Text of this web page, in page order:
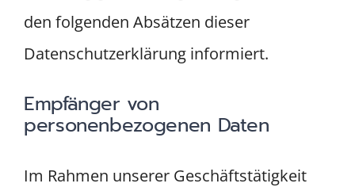
den folgenden Absätzen dieser
Datenschutzerklärung informiert.
Empfänger von
personenbezogenen Daten
Im Rahmen unserer Geschäftstätigkeit